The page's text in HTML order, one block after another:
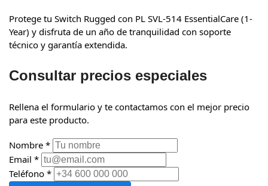
Protege tu Switch Rugged con PL SVL-514 EssentialCare (1-
Year) y disfruta de un año de tranquilidad con soporte
técnico y garantía extendida.
Consultar precios especiales
Rellena el formulario y te contactamos con el mejor precio
para este producto.
Nombre *
Email *
Teléfono *